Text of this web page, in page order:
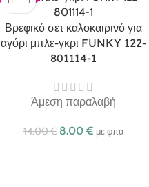
Βρεφικό σετ καλοκαιρινό για
αγόρι μπλε-γκρι FUNKY 122-
801114-1
Άμεση παραλαβή
14.00€ 8.00 € με φπα